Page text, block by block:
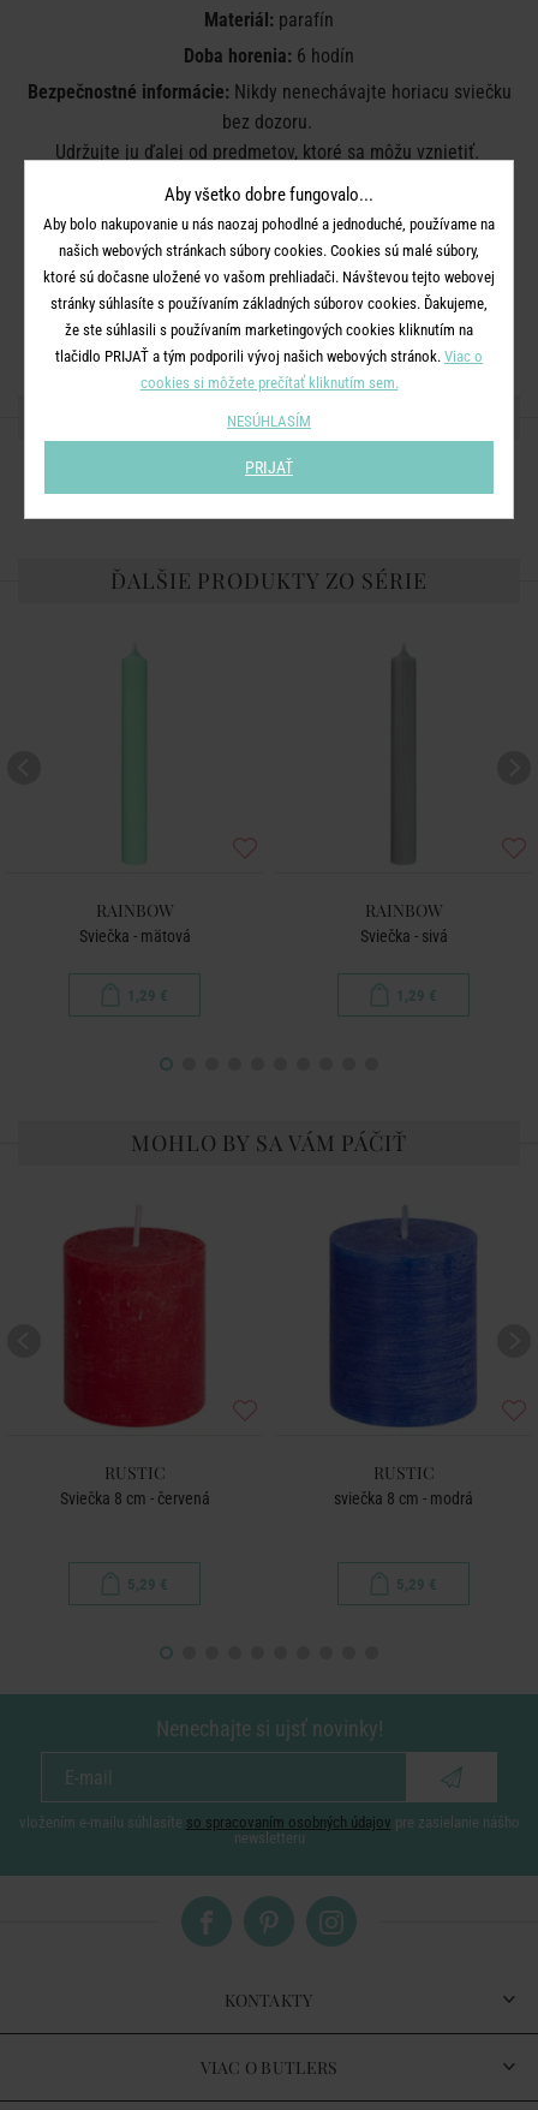
Materiál: parafín
Doba horenia: 6 hodín
Bezpečnostné informácie:Nikdy nenechávajte horiacu sviečku
bez dozoru.
Udržujte ju ďalej od predmetov, ktoré sa môžu vznietiť.
Uchovávajte mimo dosahu detí a domácich zvierat.
Udržujte sviečky aspoň 10 cm od seba.
Nepálte v prievanovom prostredí.
Neumiestňujte do blízkosti zdroja tepla.
Zastrihnite knot na 1 cm.
Plameň zhasnite. Nesfúkajte ho.
ZDIEĽAJTE S PRIATEĽMI
ĎALŠIE PRODUKTY ZO SÉRIE
RAINBOW
Sviečka - mätová
1,29 €
RAINBOW
Sviečka - sivá
1,29 €
MOHLO BY SA VÁM PÁČIŤ
RUSTIC
Sviečka 8 cm - červená
5,29 €
RUSTIC
sviečka 8 cm - modrá
5,29 €
Nenechajte si ujsť novinky!
vložením e-mailu súhlasíte so spracovaním osobných údajov pre zasielanie nášho
newsletteru
KONTAKTY
VIAC O BUTLERS
Aby všetko dobre fungovalo...
Aby bolo nakupovanie u nás naozaj pohodlné a jednoduché, používame na
našich webových stránkach súbory cookies. Cookies sú malé súbory,
ktoré sú dočasne uložené vo vašom prehliadači. Návštevou tejto webovej
stránky súhlasíte s používaním základných súborov cookies. Ďakujeme,
že ste súhlasili s používaním marketingových cookies kliknutím na
tlačidlo PRIJAŤ a tým podporili vývoj našich webových stránok. Viac o
cookies si môžete prečítať kliknutím sem.
NESÚHLASÍM
PRIJAŤ